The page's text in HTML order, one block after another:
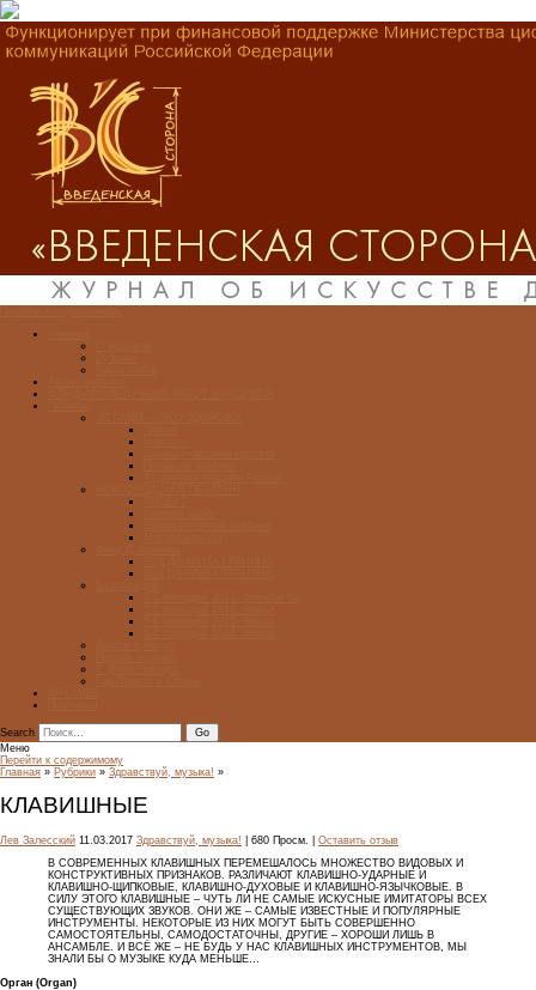
Search
Меню
Перейти к содержимому
Главная » Рубрики » Здравствуй, музыка! »
КЛАВИШНЫЕ
Лев Залесский 11.03.2017 Здравствуй, музыка! | 680 Просм. | Оставить отзыв
В СОВРЕМЕННЫХ КЛАВИШНЫХ ПЕРЕМЕШАЛОСЬ МНОЖЕСТВО ВИДОВЫХ И
КОНСТРУКТИВНЫХ ПРИЗНАКОВ. РАЗЛИЧАЮТ КЛАВИШНО-УДАРНЫЕ И
КЛАВИШНО-ЩИПКОВЫЕ, КЛАВИШНО-ДУХОВЫЕ И КЛАВИШНО-ЯЗЫЧКОВЫЕ. В
СИЛУ ЭТОГО КЛАВИШНЫЕ – ЧУТЬ ЛИ НЕ САМЫЕ ИСКУСНЫЕ ИМИТАТОРЫ ВСЕХ
СУЩЕСТВУЮЩИХ ЗВУКОВ. ОНИ ЖЕ – САМЫЕ ИЗВЕСТНЫЕ И ПОПУЛЯРНЫЕ
ИНСТРУМЕНТЫ. НЕКОТОРЫЕ ИЗ НИХ МОГУТ БЫТЬ СОВЕРШЕННО
САМОСТОЯТЕЛЬНЫ, САМОДОСТАТОЧНЫ, ДРУГИЕ – ХОРОШИ ЛИШЬ В
АНСАМБЛЕ. И ВСЁ ЖЕ – НЕ БУДЬ У НАС КЛАВИШНЫХ ИНСТРУМЕНТОВ, МЫ
ЗНАЛИ БЫ О МУЗЫКЕ КУДА МЕНЬШЕ…
Орган (Organ)